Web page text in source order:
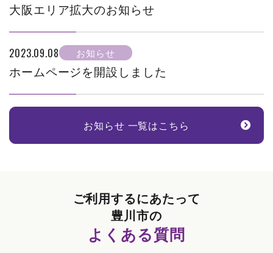
大阪エリア拡大のお知らせ
2023.09.08 お知らせ
ホームページを開設しました
お知らせ 一覧はこちら
ご利用するにあたって
豊川市の
よくある質問